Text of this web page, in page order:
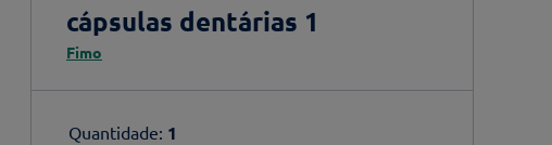
cápsulas dentárias 1
Fimo
Quantidade: 1